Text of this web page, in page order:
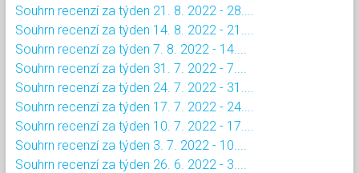
Souhrn recenzí za týden 21. 8. 2022 - 28....
Souhrn recenzí za týden 14. 8. 2022 - 21....
Souhrn recenzí za týden 7. 8. 2022 - 14....
Souhrn recenzí za týden 31. 7. 2022 - 7....
Souhrn recenzí za týden 24. 7. 2022 - 31....
Souhrn recenzí za týden 17. 7. 2022 - 24....
Souhrn recenzí za týden 10. 7. 2022 - 17....
Souhrn recenzí za týden 3. 7. 2022 - 10....
Souhrn recenzí za týden 26. 6. 2022 - 3....